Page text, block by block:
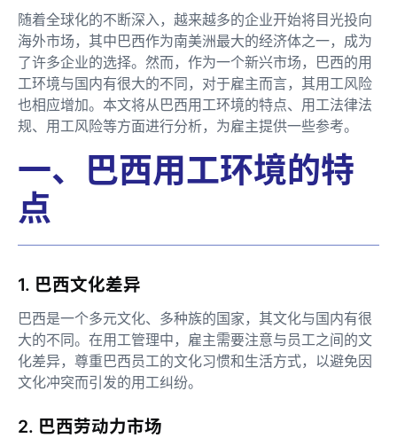
随着全球化的不断深入，越来越多的企业开始将目光投向
海外市场，其中巴西作为南美洲最大的经济体之一，成为
了许多企业的选择。然而，作为一个新兴市场，巴西的用
工环境与国内有很大的不同，对于雇主而言，其用工风险
也相应增加。本文将从巴西用工环境的特点、用工法律法
规、用工风险等方面进行分析，为雇主提供一些参考。
一、巴西用工环境的特
点
1. 巴西文化差异
巴西是一个多元文化、多种族的国家，其文化与国内有很
大的不同。在用工管理中，雇主需要注意与员工之间的文
化差异，尊重巴西员工的文化习惯和生活方式，以避免因
文化冲突而引发的用工纠纷。
2. 巴西劳动力市场